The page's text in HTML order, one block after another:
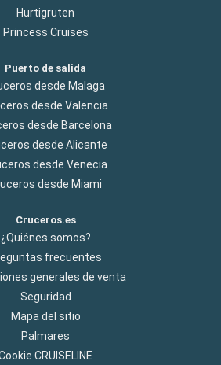
Hurtigruten
Princess Cruises
Puerto de salida
desde Malaga
desde Valencia
desde Barcelona
desde Alicante
desde Venecia
desde Miami
Cruceros.es
¿Quiénes somos?
frecuentes
generales de venta
Seguridad
Mapa del sitio
Palmares
CRUISELINE